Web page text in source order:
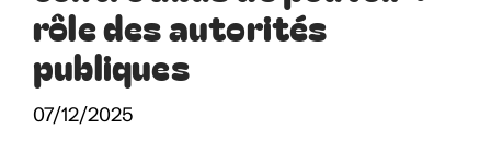
rôle des autorités
publiques
07/12/2025